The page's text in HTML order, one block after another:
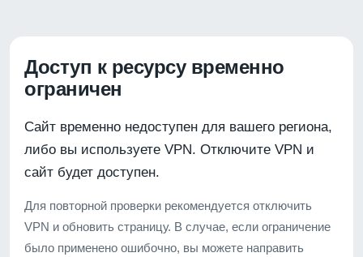
Доступ к ресурсу временно
ограничен
Сайт временно недоступен для вашего региона,
либо вы используете VPN. Отключите VPN и
сайт будет доступен.
Для повторной проверки рекомендуется отключить
VPN и обновить страницу. В случае, если ограничение
было применено ошибочно, вы можете направить